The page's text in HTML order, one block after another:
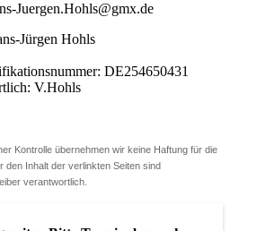
Juergen.Hohls@gmx.de
Jürgen Hohls
DE254650431
V.Hohls
Kontrolle übernehmen wir keine Haftung für die
den Inhalt der verlinkten Seiten sind
verantwortlich.